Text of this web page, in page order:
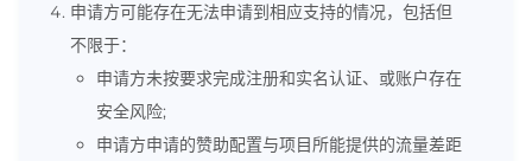
申请方可能存在无法申请到相应支持的情况，包括但
不限于：
申请方未按要求完成注册和实名认证、或账户存在
安全风险;
申请方申请的赞助配置与项目所能提供的流量差距